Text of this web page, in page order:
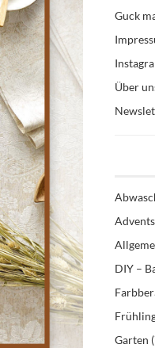
Guck
Über
DIY –
Garten